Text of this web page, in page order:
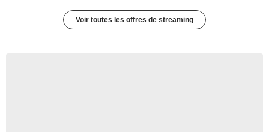
Voir toutes les offres de streaming